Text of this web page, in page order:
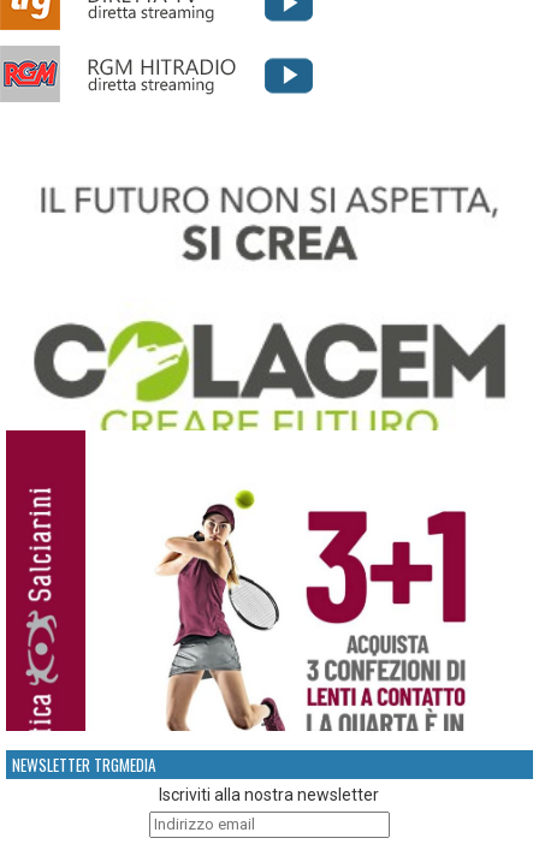
NEWSLETTER TRGMEDIA
Iscriviti alla nostra newsletter